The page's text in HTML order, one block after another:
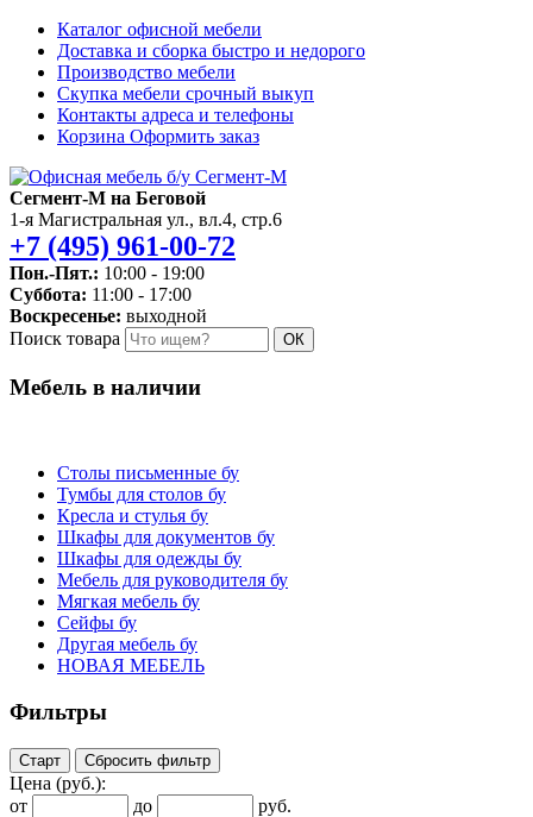
Каталог офисной мебели
Доставка и сборка быстро и недорого
Производство мебели
Скупка мебели срочный выкуп
Контакты адреса и телефоны
Корзина Оформить заказ
Сегмент-М на Беговой
1-я Магистральная ул., вл.4, стр.6
+7 (495) 961-00-72
Пон.-Пят.: 10:00 - 19:00
Суббота: 11:00 - 17:00
Воскресенье: выходной
Поиск товара
ОК
Мебель в наличии
Столы письменные бу
Тумбы для столов бу
Кресла и стулья бу
Шкафы для документов бу
Шкафы для одежды бу
Мебель для руководителя бу
Мягкая мебель бу
Сейфы бу
Другая мебель бу
НОВАЯ МЕБЕЛЬ
Фильтры
Старт Сбросить фильтр
Цена (руб.):
от
до
руб.